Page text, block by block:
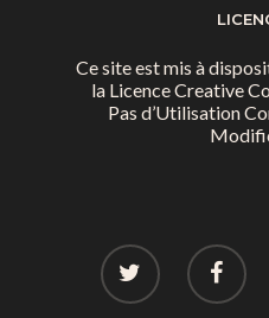
Ce site est mis à
la Licence Creative
Pas d’Utilisation